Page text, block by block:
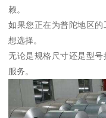
赖。
如果您正在为普陀地区
想选择。
无论是规格尺寸还是型
服务。